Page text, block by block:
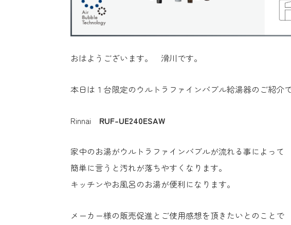
おはようございます。 滑川です。
本日は１台限定のウルトラファインバブル給湯器のご紹介で
Rinnai RUF-UE240ESAW
家中のお湯がウルトラファインバブルが流れる事によって
簡単に言うと汚れが落ちやすくなります。
キッチンやお風呂のお湯が便利になります。
メーカー様の販売促進とご使用感想を頂きたいとのことで